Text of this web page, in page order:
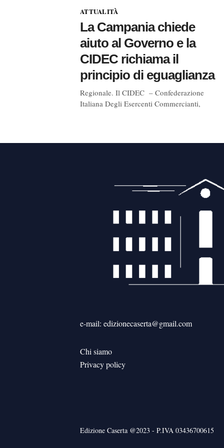
ATTUALITÀ
La Campania chiede
aiuto al Governo e la
CIDEC richiama il
principio di eguaglianza
Regionale. Il CIDEC – Confederazione
Italiana Degli Esercenti Commercianti,
e-mail: edizionecaserta@gmail.com
Chi siamo
Privacy policy
Edizione Caserta @2023 - P.IVA 03436700615